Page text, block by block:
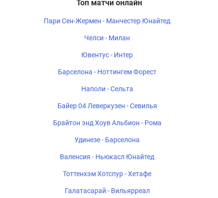
Топ матчи онлайн
Пари Сен-Жермен - Манчестер Юнайтед
Челси - Милан
Ювентус - Интер
Барселона - Ноттингем Форест
Наполи - Сельта
Байер 04 Леверкузен - Севилья
Брайтон энд Хоув Альбион - Рома
Удинезе - Барселона
Валенсия - Ньюкасл Юнайтед
Тоттенхэм Хотспур - Хетафе
Галатасарай - Вильярреал